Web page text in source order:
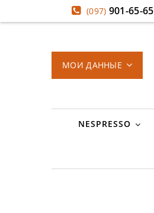
(097) 901-65-65
МОИ ДАННЫЕ
NESPRESSO